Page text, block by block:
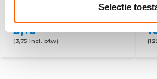
Selectie
3,10
(3,75 Incl. btw)